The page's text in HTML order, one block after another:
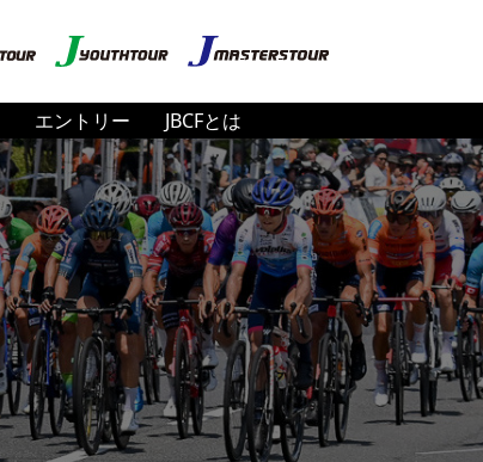
エントリー JBCFとは